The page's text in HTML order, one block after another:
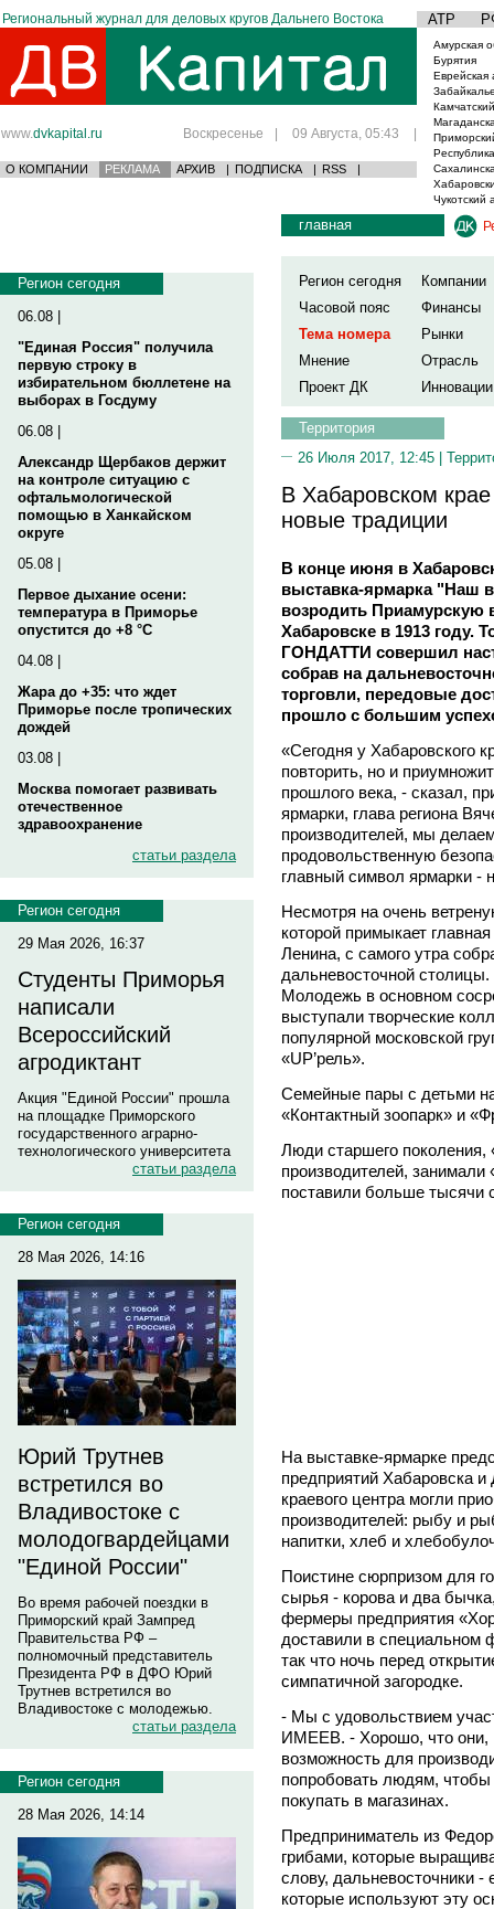
Региональный журнал для деловых кругов Дальнего Востока АТР
www.dvkapital.ru Воскресенье | 09 Августа, 05:43 |
О КОМПАНИИ РЕКЛАМА АРХИВ | ПОДПИСКА | RSS |
Амурская
Бурятия
Еврейская
Чукотский
Регион сегодня
06.08 |
"Единая Россия" получила
первую строку в
избирательном бюллетене на
выборах в Госдуму
06.08 |
Александр Щербаков держит
на контроле ситуацию с
офтальмологической
помощью в Ханкайском
округе
05.08 |
Первое дыхание осени:
температура в Приморье
опустится до +8 °C
04.08 |
Жара до +35: что ждет
Приморье после тропических
дождей
03.08 |
Москва помогает развивать
отечественное
здравоохранение
статьи раздела
Регион сегодня
29 Мая 2026, 16:37
Студенты Приморья
написали
Всероссийский
агродиктант
Акция "Единой России" прошла
на площадке Приморского
государственного аграрно-
технологического университета
статьи раздела
Регион сегодня
28 Мая 2026, 14:16
Юрий Трутнев
встретился во
Владивостоке с
молодогвардейцами
"Единой России"
Во время рабочей поездки в
Приморский край Зампред
Правительства РФ –
полномочный представитель
Президента РФ в ДФО Юрий
Трутнев встретился во
Владивостоке с молодежью.
статьи раздела
Регион сегодня
28 Мая 2026, 14:14
главная
Регион сегодня
Компании
Часовой пояс
Финансы
Тема номера
Рынки
Мнение
Отрасль
Проект ДК
Инновации
Территория
26 Июля 2017, 12:45 |
В Хабаровском
новые традиции
В конце июня в
выставка-ярмарка "Наш
возродить
Хабаровске в 1913 году.
ГОНДАТТИ совершил
собрав на
торговли, передовые
прошло с большим
«Сегодня у Хабаровского
повторить, но и
прошлого века, - сказал,
ярмарки, глава региона
производителей, мы
продовольственную
главный символ ярмарки -
Несмотря на очень
которой примыкает
Ленина, с самого утра
дальневосточной
Молодежь в основном
выступали творческие
популярной московской
«UP’рель».
Семейные пары с детьми
«Контактный зоопарк» и
Люди старшего
производителей,
поставили больше тысячи
На выставке-ярмарке
предприятий Хабаровска и
краевого центра могли
производителей: рыбу и
напитки, хлеб и
Поистине сюрпризом для
сырья - корова и два
фермеры предприятия
доставили в специальном
так что ночь перед
симпатичной загородке.
- Мы с удовольствием
ИМЕЕВ. - Хорошо, что они,
возможность для
попробовать людям,
покупать в магазинах.
Предприниматель из
грибами, которые
слову, дальневосточники
которые используют эту